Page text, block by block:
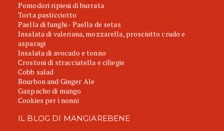
Pomodori ripieni di burrata
Torta pasticciotto
Paella di funghi - Paella de setas
Insalata di valeriana, mozzarella, prosciutto crudo e
asparagi
Insalata di avocado e tonno
Crostoni di stracciatella e ciliegie
Cobb salad
Bourbon and Ginger Ale
Gazpacho di mango
Cookies per i nonni
IL BLOG DI MANGIAREBENE